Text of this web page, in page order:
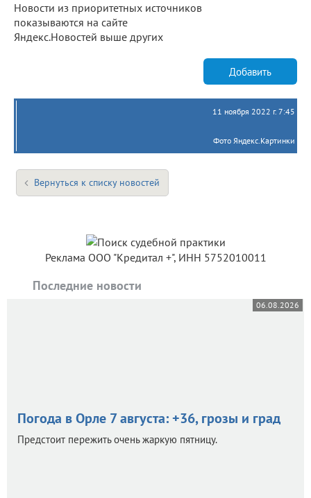
Новости из приоритетных источников
показываются на сайте
Яндекс.Новостей выше других
Добавить
11 ноября 2022 г. 7:45
Фото Яндекс.Картинки
Вернуться к списку новостей
Реклама ООО "Кредитал +", ИНН 5752010011
Последние новости
06.08.2026
Погода в Орле 7 августа: +36, грозы и град
Предстоит пережить очень жаркую пятницу.